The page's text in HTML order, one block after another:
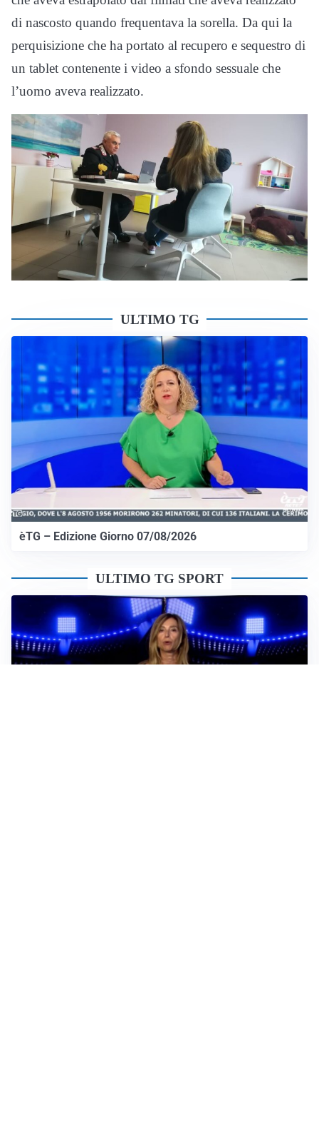
di nascosto quando frequentava la sorella. Da qui la
perquisizione che ha portato al recupero e sequestro di
un tablet contenente i video a sfondo sessuale che
l’uomo aveva realizzato.
ULTIMO TG
èTG – Edizione Giorno 07/08/2026
ULTIMO TG SPORT